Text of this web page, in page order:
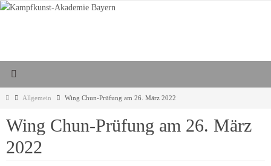
Zum
StartAllgemein Wing Chun-Prüfung am 26. März 2022
Wing Chun-Prüfung am 26. März
2022